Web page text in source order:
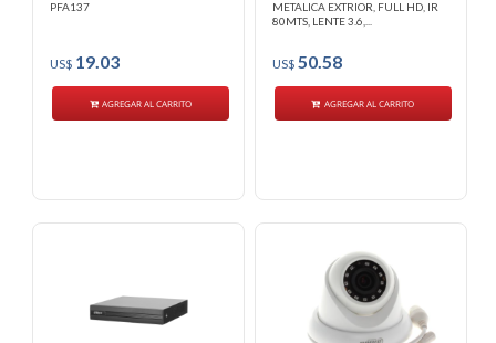
PFA137
US$ 19.03
AGREGAR AL CARRITO
METALICA EXTRIOR, FULL HD, IR
80MTS, LENTE 3.6,...
US$50.58
AGREGAR AL CARRITO